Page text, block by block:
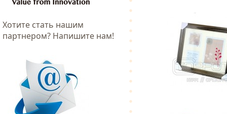
Хотитe стать нашим
партнером? Напишите нам!